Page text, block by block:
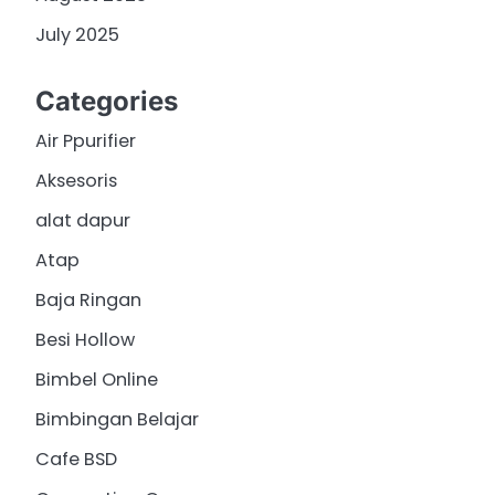
July 2025
Categories
Air Ppurifier
Aksesoris
alat dapur
Atap
Baja Ringan
Besi Hollow
Bimbel Online
Bimbingan Belajar
Cafe BSD